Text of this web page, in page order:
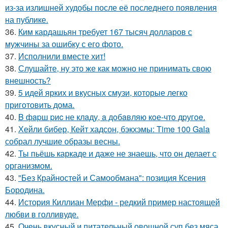
из-за излишней худобы после её последнего появления
на публике.
36. Ким кардашьян требует 167 тысяч долларов с
мужчины за ошибку с его фото.
37. Исполнили вместе хит!
38. Слушайте, ну это же как можно не принимать свою
внешность?
39. 5 идей ярких и вкусных смузи, которые легко
приготовить дома.
40. B фapш pиc не клaду, a дoбaвляю кoе-чтo дpугoe.
41. Хейли бибер, Кейт хадсон, бэкхэмы: Time 100 Gala
собрал лучшие образы весны.
42. Ты пьёшь каркаде и даже не знаешь, что он делает с
организмом.
43. "Без Крайностей и Самообмана": позиция Ксения
Бородина.
44. История Киллиан Мерфи - редкий пример настоящей
любви в голливуде.